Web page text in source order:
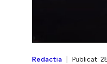
Redactia | Publicat: